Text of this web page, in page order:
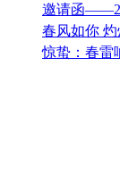
邀请函
春风如你
惊蛰：春